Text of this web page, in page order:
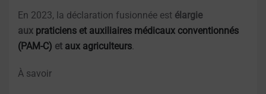
En 2023, la déclaration fusionnée est élargie
aux praticiens et auxiliaires médicaux conventionnés
(PAM-C) et aux agriculteurs.
À savoir